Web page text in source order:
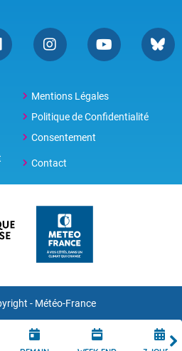
Mentions Légales
Politique de Confidentialité
Consentement
Contact
- Météo-France